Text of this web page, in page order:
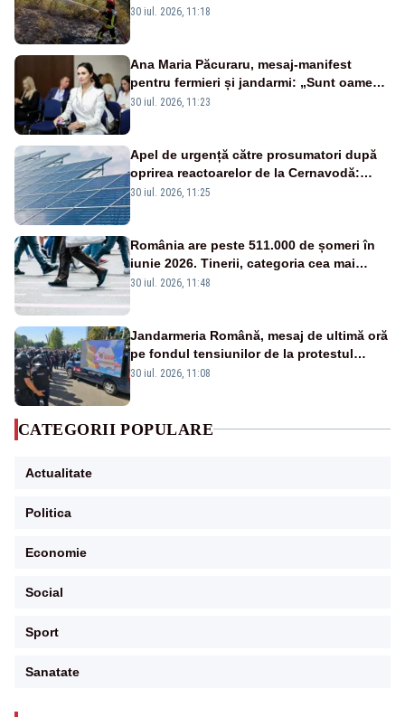
30 iul. 2026, 11:18
Ana Maria Păcuraru, mesaj-manifest
pentru fermieri și jandarmi: „Sunt oameni
disperați, nu sunt răufăcători”
30 iul. 2026, 11:23
Apel de urgență către prosumatori după
oprirea reactoarelor de la Cernavodă:
România are nevoie de energie
30 iul. 2026, 11:25
România are peste 511.000 de șomeri în
iunie 2026. Tinerii, categoria cea mai
afectată
30 iul. 2026, 11:48
Jandarmeria Română, mesaj de ultimă oră
pe fondul tensiunilor de la protestul
masiv al fermierilor - VIDEO
30 iul. 2026, 11:08
CATEGORII POPULARE
Actualitate
Politica
Economie
Social
Sport
Sanatate